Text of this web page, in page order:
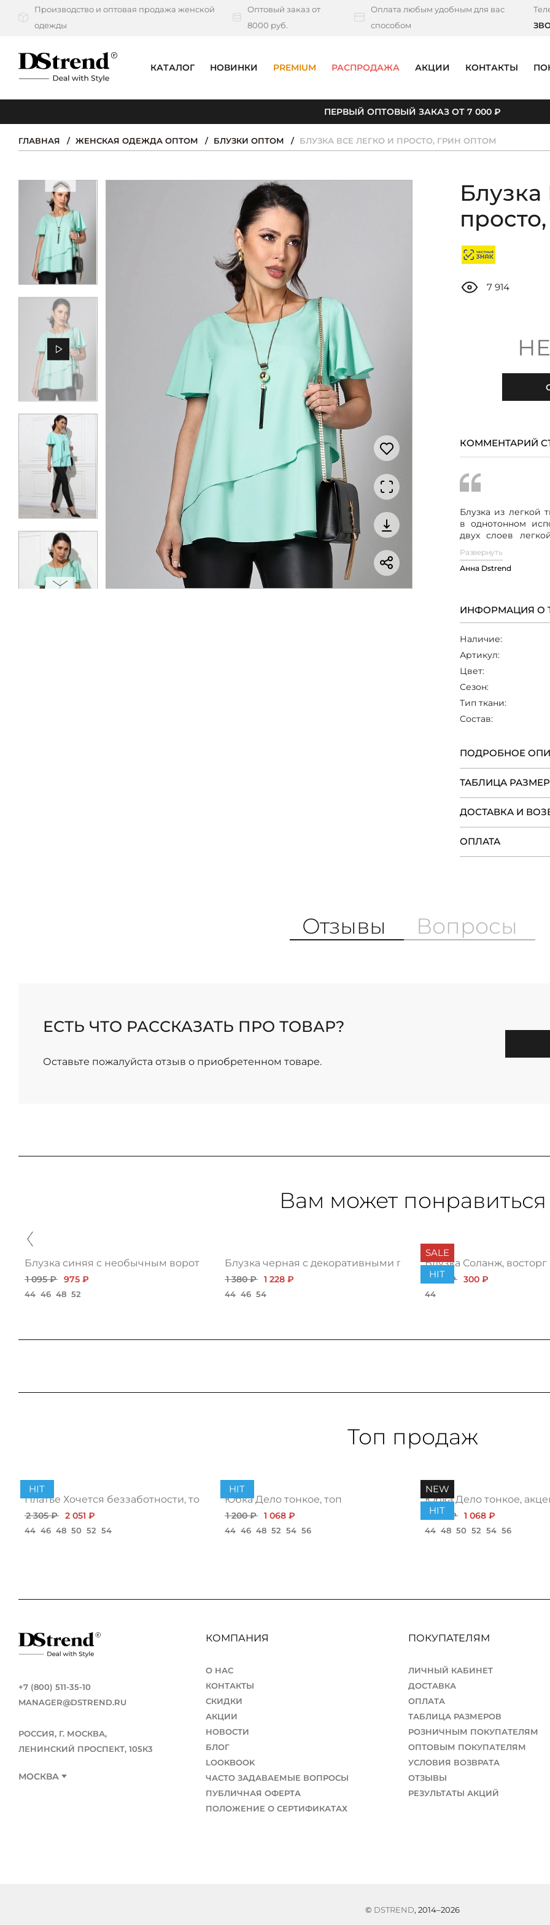
Производство и оптовая продажа женской
одежды
Оптовый заказ от
8000 руб.
Оплата любым удобным для вас
способом
КАТАЛОГ НОВИНКИ PREMIUM РАСПРОДАЖА АКЦИИ КОНТАКТЫ
ПЕРВЫЙ ОПТОВЫЙ ЗАКАЗ ОТ 7 000 ₽
КАТАЛОГ
НОВИНКИ
PREMIUM
РАСПРОДАЖА
АКЦИИ
КОНТАКТЫ
ЖУРНАЛ
О НАС
СКИДКИ
ЧАСТО ЗАДАВАЕМЫЕ ВОПРОСЫ
ОПТОВЫМ ПОКУПАТЕЛЯМ
РОЗНИЧНЫМ ПОКУПАТЕЛЯМ
ДОСТАВКА
ОПЛАТА
ТАБЛИЦА РАЗМЕРОВ
ГЛАВНАЯ ЖЕНСКАЯ ОДЕЖДА ОПТОМ БЛУЗКИ ОПТОМ БЛУЗКА ВСЕ ЛЕГКО И ПРОСТО, ГРИН ОПТОМ
Блузка
7 914
КОММЕНТАРИЙ
Блузка из легкой
в однотонном
двух слоев
просвечивает и
Нижний слой
романтичного
блузку навыпуск
дополнительную
Развернуть
Анна Dstrend
ИНФОРМАЦИЯ О
Наличие:
Артикул:
Цвет:
Сезон:
Тип ткани:
Состав:
ПОДРОБНОЕ
ТАБЛИЦА
ДОСТАВКА И
ОПЛАТА
Отзывы Вопросы
ЕСТЬ ЧТО РАССКАЗАТЬ ПРО ТОВАР?
Оставьте пожалуйста отзыв о приобретенном товаре.
Вам может понравиться
Блузка синяя с необычным воротником
1 095 ₽ 975 ₽
44 46 48 52
Блузка черная с декоративными пуговицами
1 380 ₽ 1 228 ₽
44 46 54
SALE
HIT
Блузка Соланж, восторг
1 032 ₽ 300 ₽
44
Топ продаж
HIT
Платье Хочется беззаботности, топ
2 305 ₽ 2 051 ₽
44 46 48 50 52 54
HIT
Юбка Дело тонкое, топ
1 200 ₽ 1 068 ₽
44 46 48 52 54 56
NEW
HIT
Юбка Дело тонкое,
1 200 ₽ 1 068 ₽
44 48 50 52 54 56
+7 (800) 511-35-10
MANAGER@DSTREND.RU
РОССИЯ, Г. МОСКВА,
ЛЕНИНСКИЙ ПРОСПЕКТ, 105К3
МОСКВА
КОМПАНИЯ
О НАС
КОНТАКТЫ
СКИДКИ
АКЦИИ
НОВОСТИ
БЛОГ
LOOKBOOK
ЧАСТО ЗАДАВАЕМЫЕ ВОПРОСЫ
ПУБЛИЧНАЯ ОФЕРТА
ПОЛОЖЕНИЕ О СЕРТИФИКАТАХ
ПОКУПАТЕЛЯМ
ЛИЧНЫЙ КАБИНЕТ
ДОСТАВКА
ОПЛАТА
ТАБЛИЦА РАЗМЕРОВ
РОЗНИЧНЫМ ПОКУПАТЕЛЯМ
ОПТОВЫМ ПОКУПАТЕЛЯМ
УСЛОВИЯ ВОЗВРАТА
ОТЗЫВЫ
РЕЗУЛЬТАТЫ АКЦИЙ
© DSTREND, 2014–2026